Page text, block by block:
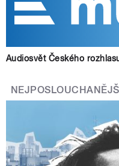
Audiosvět Českého